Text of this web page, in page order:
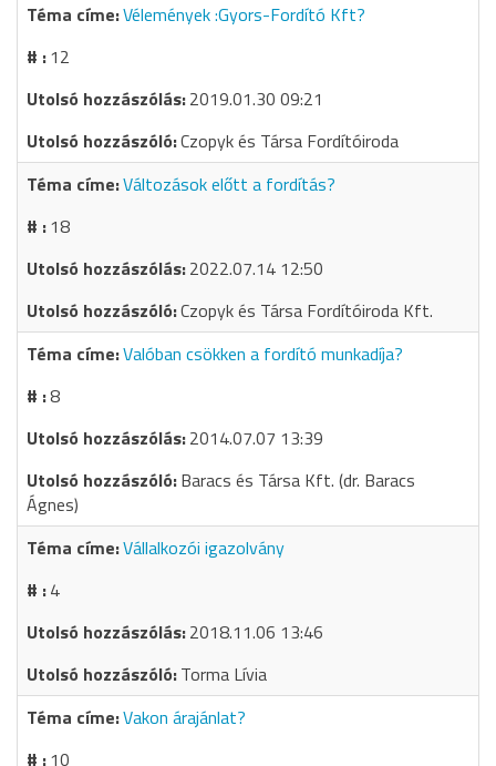
Vélemények :Gyors-Fordító Kft?
12
2019.01.30 09:21
Czopyk és Társa Fordítóiroda
Változások előtt a fordítás?
18
2022.07.14 12:50
Czopyk és Társa Fordítóiroda Kft.
Valóban csökken a fordító munkadíja?
8
2014.07.07 13:39
Baracs és Társa Kft. (dr. Baracs
Ágnes)
Vállalkozói igazolvány
4
2018.11.06 13:46
Torma Lívia
Vakon árajánlat?
10